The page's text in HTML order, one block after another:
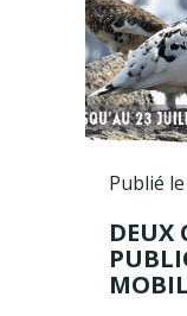
Publié
DEUX